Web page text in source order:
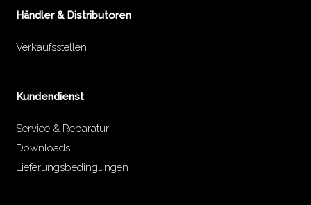
Händler & Distributoren
Verkaufsstellen
Kundendienst
Service & Reparatur
Downloads
Lieferungsbedingungen